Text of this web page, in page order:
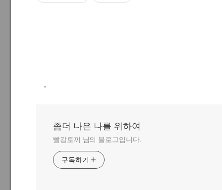
,
좀더 나은 나를 위하여
빨강토끼 님의 블로그입니다.
구독하기